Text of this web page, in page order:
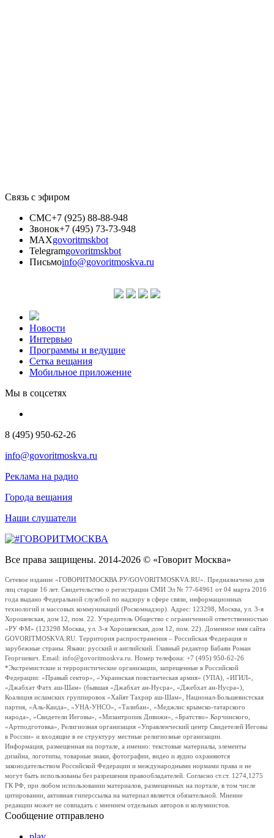
Связь с эфиром
СМС+7 (925) 88-88-948
Звонок+7 (495) 73-73-948
MAXgovoritmskbot
Telegramgovoritmskbot
Письмоinfo@govoritmoskva.ru
Новости
Интервью
Программы и ведущие
Сетка вещания
Мобильное приложение
Мы в соцсетях
8 (495) 950-62-26
info@govoritmoskva.ru
Реклама на радио
Города вещания
Наши слушатели
Все права защищены. 2014-2026 © «Говорит Москва»
Сетевое издание «ГОВОРИТМОСКВА.РУ/GOVORITMOSKVA.RU». Предназначено для
лиц старше 16 лет. Свидетельство о регистрации СМИ Эл № 77-64961 от 04 марта 2016
года выдано Федеральной службой по надзору в сфере связи, информационных
технологий и массовых коммуникаций (Роскомнадзор). Адрес: 123298, Москва, ул. 3-я
Хорошевская, дом 12, пом. 22. Учредитель Общество с ограниченной ответственностью
«РУ ФМ» (123298 Москва, ул. 3-я Хорошевская, дом 12, пом. 22). Доменное имя сайта
GOVORITMOSKVA.RU. Территория распространения – Российская Федерация и
зарубежные страны. Языки: русский и английский. Главный редактор Бабаян Роман
Георгиевич. Email: info@govoritmoskva.ru. Номер телефона: +7 (495) 950-62-26
*Экстремистские и террористические организации, запрещенные в Российской
Федерации: «Правый сектор», «Украинская повстанческая армия» (УПА), «ИГИЛ»,
«Джабхат Фатх аш-Шам» (бывшая «Джабхат ан-Нусра», «Джебхат ан-Нусра»),
Коалиция исламских группировок «Хайят Тахрир аш-Шам», Национал-Большевистская
партия, «Аль-Каида», «УНА-УНСО», «Талибан», «Меджлис крымско-татарского
народа», «Свидетели Иеговы», «Мизантропик Дивижн», «Братство» Корчинского,
«Артподготовка», Религиозная организация «Управленческий центр Свидетелей Иеговы
в России» и входящие в ее структуру местные религиозные организации.
Информация, размещенная на портале, а именно: текстовые материалы, элементы
дизайна, логотипы, товарные знаки, фотографии, видео и аудио охраняются
законодательством Российской Федерации и международными нормами права и не
могут быть использованы без разрешения правообладателей. Согласно ст.ст. 1274,1275
ГК РФ, при любом использовании материалов, размещенных на портале, в том числе
цитировании, активная гиперссылка на материал является обязательной. Мнение
редакции может не совпадать с мнением отдельных авторов и колумнистов.
Сообщение отправлено